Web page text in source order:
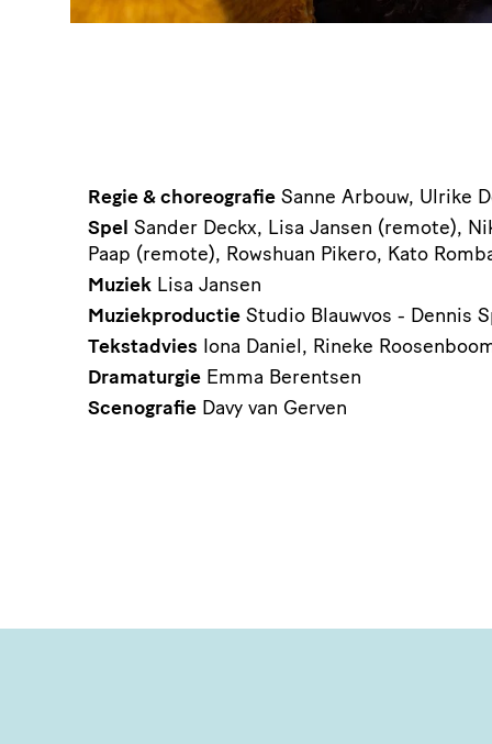
Regie & choreografie Sanne Arbouw, Ulrike
Spel Sander Deckx, Lisa Jansen (remote),
Paap (remote), Rowshuan Pikero, Kato
Muziek Lisa Jansen
Muziekproductie Studio Blauwvos - Dennis
Tekstadvies Iona Daniel, Rineke
Dramaturgie Emma Berentsen
Scenografie Davy van Gerven